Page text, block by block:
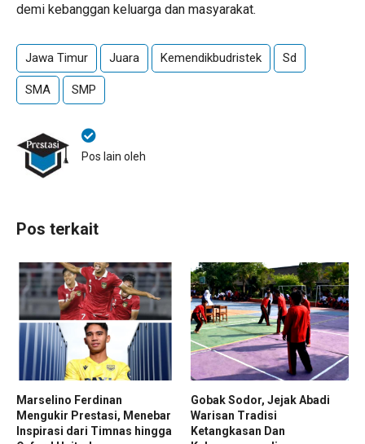
demi kebanggan keluarga dan masyarakat.
Jawa Timur Juara Kemendikbudristek Sd
SMA SMP
Pos lain oleh
Pos terkait
Marselino Ferdinan
Mengukir Prestasi, Menebar
Inspirasi dari Timnas hingga
Gobak Sodor, Jejak Abadi
Warisan Tradisi
Ketangkasan Dan